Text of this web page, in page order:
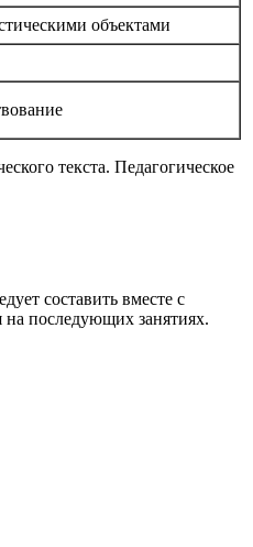
объектами
текста. Педагогическое
составить вместе с
на последующих занятиях.